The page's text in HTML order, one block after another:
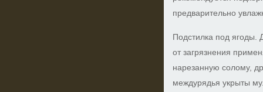
предварительно
Подстилка под ягоды.
от загрязнения
нарезанную солому,
междурядья укрыты